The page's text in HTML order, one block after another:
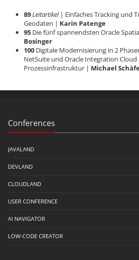
89Leitartikel | Einfaches Tracking und
Geodaten | Karin Patenge
95 Die fünf spannendsten Oracle
Bosinger
100 Digitale Modernisierung in 2
NetSuite und Oracle Integration
Prozessinfrastruktur | Michael
Conferences
JAVALAND
DEVLAND
CLOUDLAND
USER CONFERENCE
AI NAVIGATOR
LOW-CODE CREATOR